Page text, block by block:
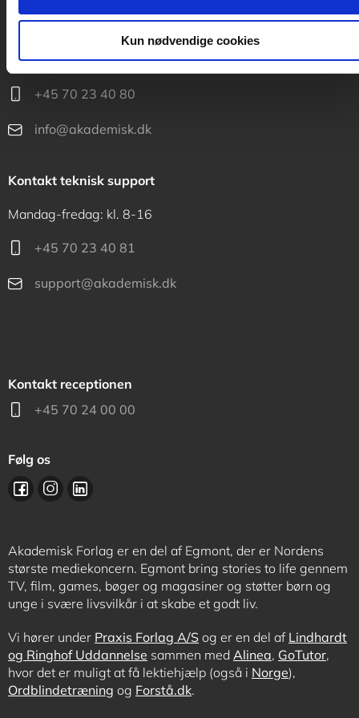
Kun nødvendige cookies
Kontakt kundeservice
Mandag-fredag: kl. 10-15
+45 70 23 40 80
info@akademisk.dk
Kontakt teknisk support
Mandag-fredag: kl. 8-16
+45 70 23 40 81
support@akademisk.dk
Kontakt receptionen
+45 70 24 00 00
Følg os
Akademisk Forlag er en del af Egmont, der er Nordens
største mediekoncern. Egmont bring stories to life gennem
TV, film, games, bøger og magasiner og støtter børn og
unge i svære livsvilkår i at skabe et godt liv.
Vi hører under Praxis Forlag A/S og er en del af Lindhardt
og Ringhof Uddannelse sammen med Alinea, GoTutor,
hvor det er muligt at få lektiehjælp (også i Norge),
Ordblindetræning og Forstå.dk.